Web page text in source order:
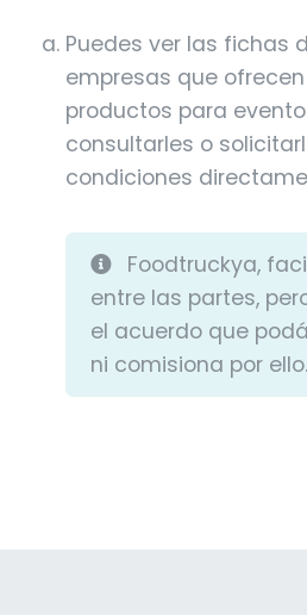
Puedes ver las fichas
empresas que
productos para
consultarles o
condiciones
Foodtruckya,
entre las partes,
el acuerdo que
ni comisiona por ello.